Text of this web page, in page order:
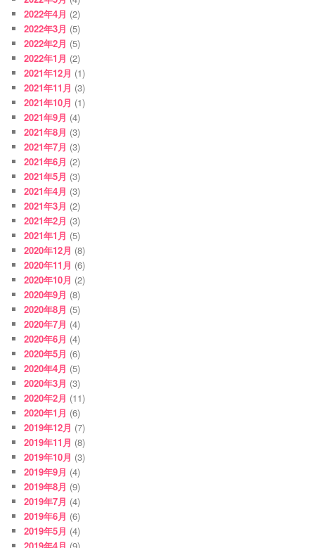
2022年4月 (2)
2022年3月 (5)
2022年2月 (5)
2022年1月 (2)
2021年12月 (1)
2021年11月 (3)
2021年10月 (1)
2021年9月 (4)
2021年8月 (3)
2021年7月 (3)
2021年6月 (2)
2021年5月 (3)
2021年4月 (3)
2021年3月 (2)
2021年2月 (3)
2021年1月 (5)
2020年12月 (8)
2020年11月 (6)
2020年10月 (2)
2020年9月 (8)
2020年8月 (5)
2020年7月 (4)
2020年6月 (4)
2020年5月 (6)
2020年4月 (5)
2020年3月 (3)
2020年2月 (11)
2020年1月 (6)
2019年12月 (7)
2019年11月 (8)
2019年10月 (3)
2019年9月 (4)
2019年8月 (9)
2019年7月 (4)
2019年6月 (6)
2019年5月 (4)